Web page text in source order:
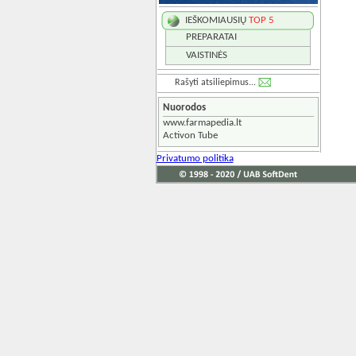
IEŠKOMIAUSIŲ TOP 5
PREPARATAI
VAISTINĖS
Rašyti atsiliepimus...
Nuorodos
www.farmapedia.lt
Activon Tube
Privatumo politika